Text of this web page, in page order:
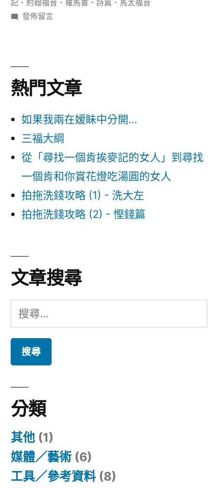
籤:
記 、 約翰福音 、 羅馬書 、 詩篇 、 馬太福音
在
面
的
7
宣
告〉
發佈留言
熱門文章
如果我兩在嫒眛中分開...
三福大綱
從「尋找一個肯挨麥記的女人」到尋找
一個肯和你賞花燈吃湯圓的女人
拍拖洗錢攻略 (1) - 洗大左
拍拖洗錢攻略 (2) - 慳錢篇
文章搜尋
搜
尋
鍵
字:
分類
其他 (1)
媒體／藝術 (6)
工具／參考資料 (8)